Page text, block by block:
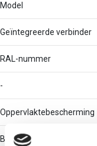
Model
Geïntegreerde verbinder
RAL-nummer
-
Oppervlaktebescherming
Bandverzinkt (sendzimir